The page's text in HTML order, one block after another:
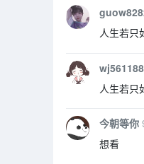
人生若只
wj561188
人生若只
今朝等你
想看